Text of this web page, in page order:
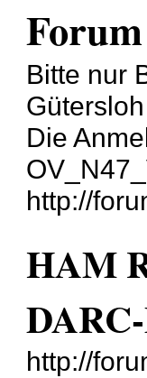
Bitte nur
Die
http://
HAM
http://